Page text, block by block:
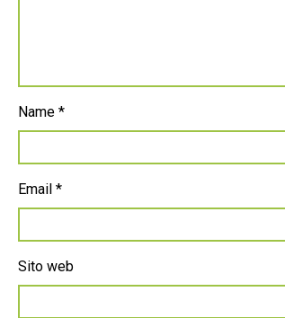
Name *
Email *
Sito web